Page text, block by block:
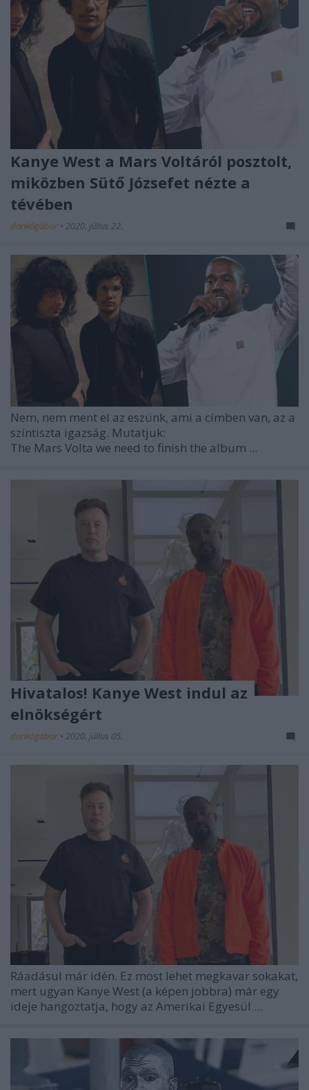
Kanye West a Mars Voltáról posztolt,
miközben Sütő Józsefet nézte a
tévében
dankógábor • 2020. július 22.
Nem, nem ment el az eszünk, ami a címben van, az a
színtiszta igazság. Mutatjuk:
The Mars Volta we need to finish the album ...
Hivatalos! Kanye West indul az
elnökségért
dankógábor • 2020. július 05.
Ráadásul már idén. Ez most lehet megkavar sokakat,
mert ugyan Kanye West (a képen jobbra) már egy
ideje hangoztatja, hogy az Amerikai Egyesül ...